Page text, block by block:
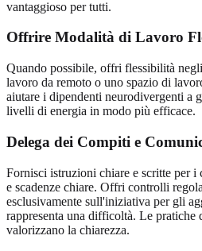
vantaggioso per tutti.
Offrire Modalità di Lavoro
Quando possibile, offri flessibilità
lavoro da remoto o uno spazio di
aiutare i dipendenti neurodivergenti a
livelli di energia in modo più efficace.
Delega dei Compiti e
Fornisci istruzioni chiare e scritte per
e scadenze chiare. Offri controlli
esclusivamente sull'iniziativa per gli
rappresenta una difficoltà. Le pratiche
valorizzano la chiarezza.